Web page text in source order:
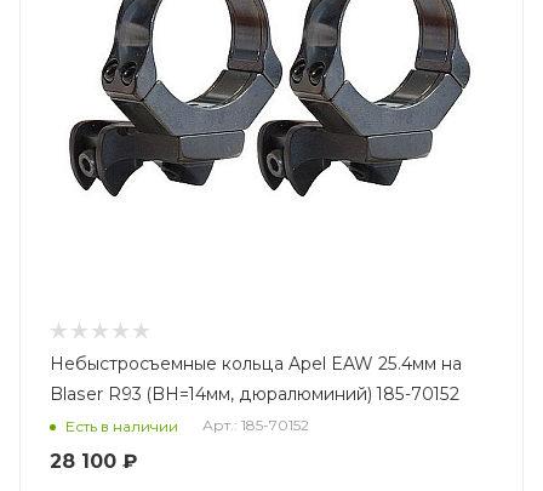
Небыстросъемные кольца Apel EAW 25.4мм на
Blaser R93 (BH=14мм, дюралюминий) 185-70152
Есть в наличии Арт.: 185-70152
28 100 ₽